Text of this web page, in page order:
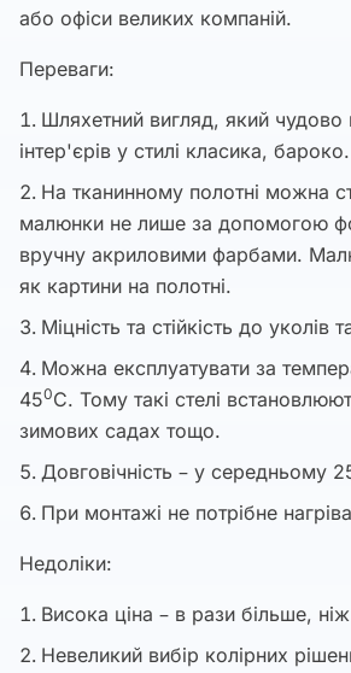
або офіси великих компаній.
Переваги:
Шляхетний вигляд, який чудово
інтер'єрів у стилі класика, бароко.
На тканинному полотні можна
малюнки не лише за допомогою
вручну акриловими фарбами.
як картини на полотні.
Міцність та стійкість до уколів
Можна експлуатувати за
450С. Тому такі стелі
зимових садах тощо.
Довговічність – у середньому
При монтажі не потрібне
Недоліки:
Висока ціна – в рази більше,
Невеликий вибір колірних